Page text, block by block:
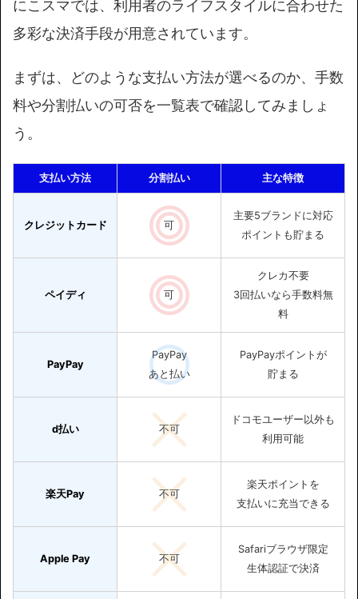
にこスマでは、利用者のライフスタイルに合わせた
多彩な決済手段が用意されています。
まずは、どのような支払い方法が選べるのか、手数
料や分割払いの可否を一覧表で確認してみましょ
う。
支払い方法 分割払い 主な特徴
クレジットカード 可
主要5ブランドに対応
ポイントも貯まる
ペイディ 可
クレカ不要
3回払いなら手数料無
料
PayPay
PayPay
あと払い
PayPayポイントが
貯まる
d払い 不可
ドコモユーザー以外も
利用可能
楽天Pay 不可
楽天ポイントを
支払いに充当できる
Apple Pay 不可
Safariブラウザ限定
生体認証で決済